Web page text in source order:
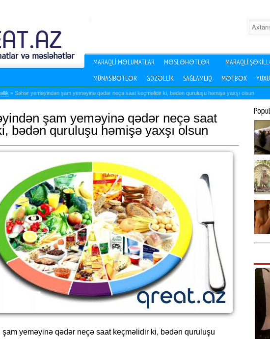
MARAQLI MƏLUMATLAR MƏSLƏHƏTLƏR MARAQLI
MÜNASIBƏTLƏR
GÖZƏLLIK SAĞLAMLIQ MƏTBƏX
» Səhər yeməyindən şam yeməyinə qədər neçə saat keçməlidir ki, bədən quruluşu həmişə yaxşı olsun
şam yeməyinə qədər neçə saat
bədən quruluşu həmişə yaxşı olsun
yeməyinə qədər neçə saat keçməlidir ki, bədən quruluşu